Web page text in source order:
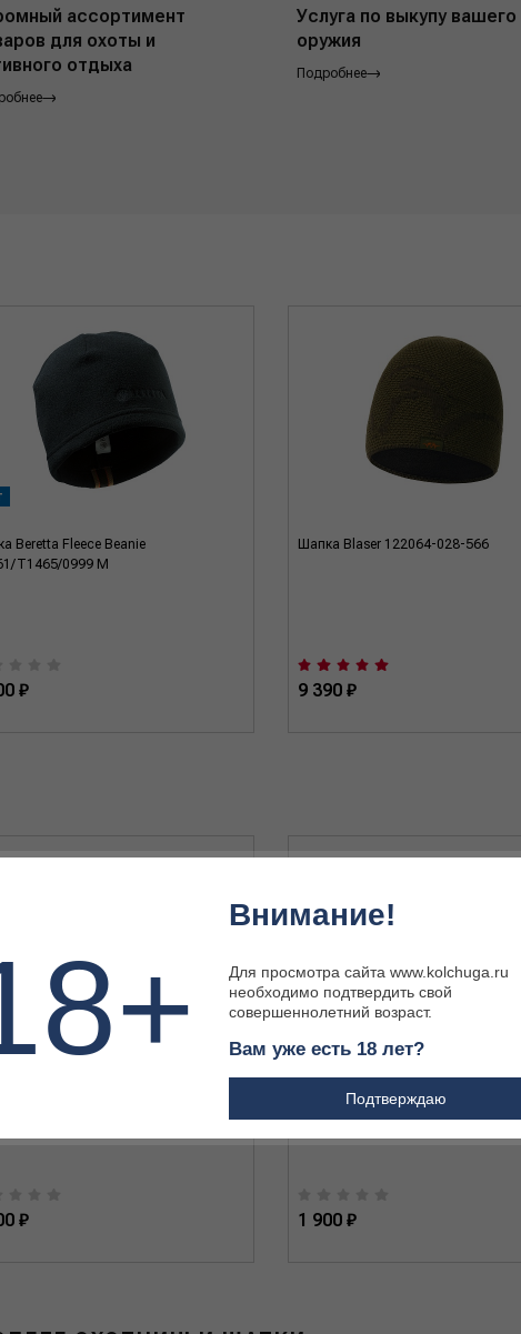
ассортимент
для охоты и
отдыха
Услуга по выкупу вашего
оружия
Подробнее
Beretta Fleece Beanie
T1465/0999 M
₽
Шапка Blaser 122064-028-566
9 390 ₽
₽
Перчатки NordKapp Jahti черный
1 900 ₽
Внимание!
Для просмотра сайта www.kolchuga.ru
необходимо подтвердить свой
совершеннолетний возраст.
Вам уже есть 18 лет?
Подтверждаю